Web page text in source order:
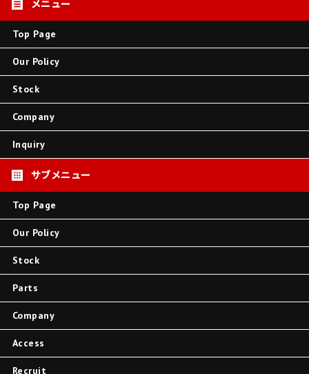
Top Page
Our Policy
Stock
Company
Inquiry
Top Page
Our Policy
Stock
Parts
Company
Access
Recruit